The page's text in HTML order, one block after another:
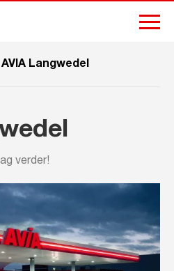
AVIA Langwedel
verder!